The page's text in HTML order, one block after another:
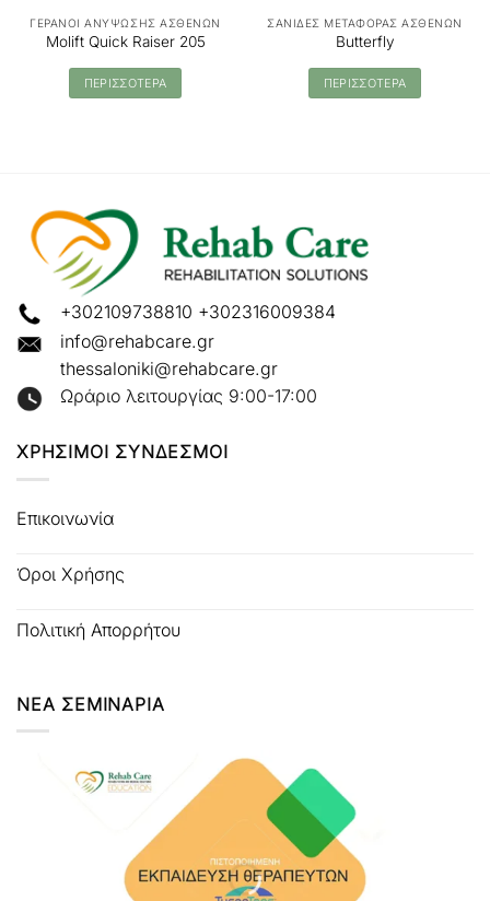
ΓΕΡΑΝΟΙ ΑΝΥΨΩΣΗΣ ΑΣΘΕΝΩΝ
Molift Quick Raiser 205
ΠΕΡΙΣΣΟΤΕΡΑ
ΣΑΝΙΔΕΣ ΜΕΤΑΦΟΡΑΣ ΑΣΘΕΝΩΝ
Butterfly
ΠΕΡΙΣΣΟΤΕΡΑ
+302109738810 +302316009384
info@rehabcare.gr
thessaloniki@rehabcare.gr
Ωράριο λειτουργίας 9:00-17:00
ΧΡΗΣΙΜΟΙ ΣΥΝΔΕΣΜΟΙ
Επικοινωνία
Όροι Χρήσης
Πολιτική Απορρήτου
ΝΕΑ ΣΕΜΙΝΑΡΙΑ